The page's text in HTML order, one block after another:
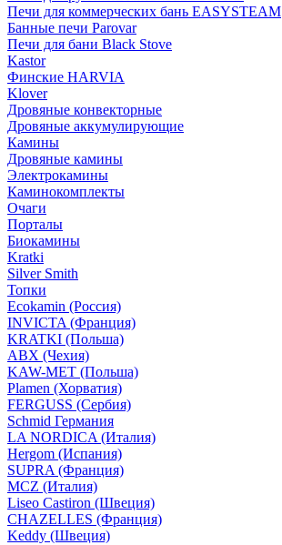
Печи для коммерческих бань EASYSTEAM
Банные печи Parovar
Печи для бани Black Stove
Kastor
Финские HARVIA
Klover
Дровяные конвекторные
Дровяные аккумулирующие
Камины
Дровяные камины
Электрокамины
Каминокомплекты
Очаги
Порталы
Биокамины
Kratki
Silver Smith
Топки
Ecokamin (Россия)
INVICTA (Франция)
KRATKI (Польша)
ABX (Чехия)
KAW-MET (Польша)
Plamen (Хорватия)
FERGUSS (Сербия)
Schmid Германия
LA NORDICA (Италия)
Hergom (Испания)
SUPRA (Франция)
MCZ (Италия)
Liseo Castiron (Швеция)
CHAZELLES (Франция)
Keddy (Швеция)